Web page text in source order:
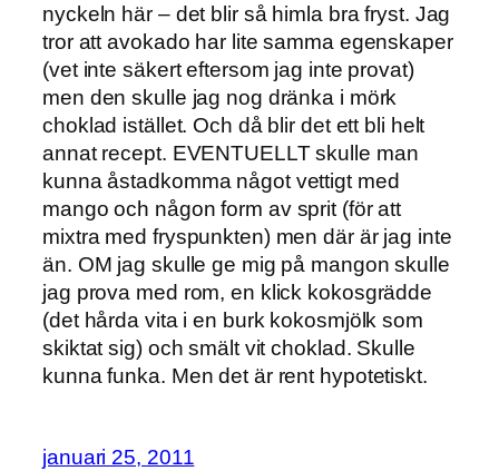
nyckeln här – det blir så himla bra fryst. Jag
tror att avokado har lite samma egenskaper
(vet inte säkert eftersom jag inte provat)
men den skulle jag nog dränka i mörk
choklad istället. Och då blir det ett bli helt
annat recept. EVENTUELLT skulle man
kunna åstadkomma något vettigt med
mango och någon form av sprit (för att
mixtra med fryspunkten) men där är jag inte
än. OM jag skulle ge mig på mangon skulle
jag prova med rom, en klick kokosgrädde
(det hårda vita i en burk kokosmjölk som
skiktat sig) och smält vit choklad. Skulle
kunna funka. Men det är rent hypotetiskt.
januari 25, 2011